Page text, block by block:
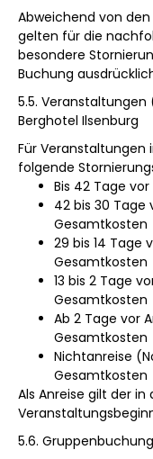
Abweichend von den
gelten für die
besondere
Buchung
5.5. Veranstaltungen
Berghotel Ilsenburg
Für Veranstaltungen
folgende
Bis 42 Tage
42 bis 30 Tage
Gesamtkosten
29 bis 14 Tage
Gesamtkosten
13 bis 2 Tage
Gesamtkosten
Ab 2 Tage vor
Gesamtkosten
Nichtanreise
Gesamtkosten
Als Anreise gilt der
5.6.